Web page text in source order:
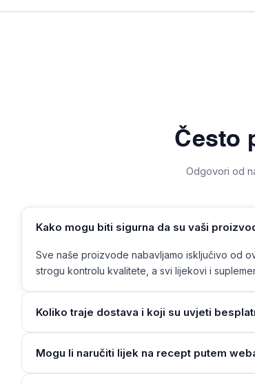
Često
Odgovori od
Kako mogu biti sigurna da su vaši
Sve naše proizvode nabavljamo isključivo od
strogu kontrolu kvalitete, a svi lijekovi i
Koliko traje dostava i koji su uvjeti
Mogu li naručiti lijek na recept putem